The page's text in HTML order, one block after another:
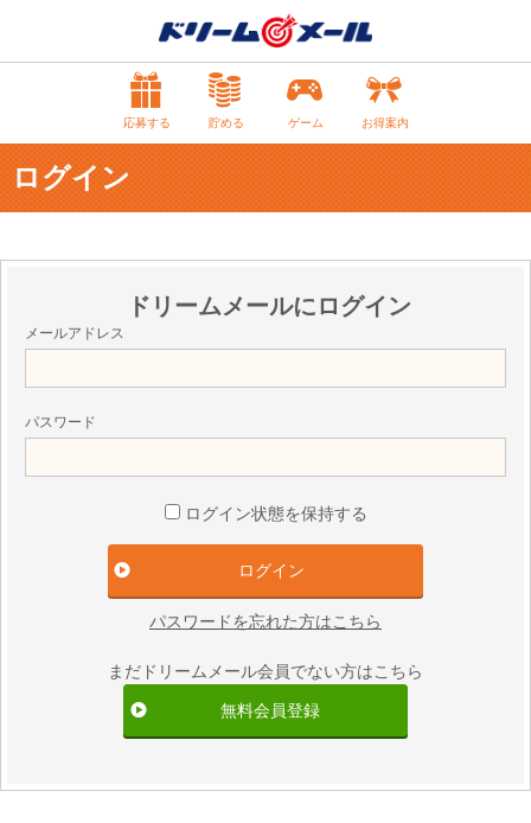
応募する 貯める ゲーム お得案内
ログイン
ドリームメールにログイン
メールアドレス
パスワード
ログイン状態を保持する
パスワードを忘れた方はこちら
まだドリームメール会員でない方はこちら
無料会員登録